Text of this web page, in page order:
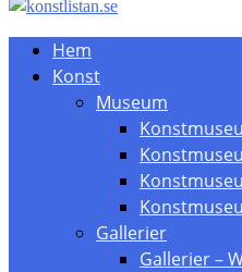
Hem
Konst
Museum
Gallerier
Gallerier –